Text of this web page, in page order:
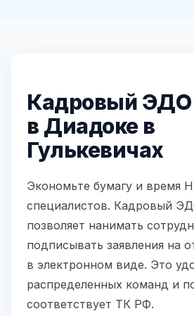
Кадровый
в Диадоке в
Гулькевичах
Экономьте бумагу и время
специалистов. Кадровый
позволяет нанимать
подписывать заявления на
в электронном виде. Это
распределенных команд и
соответствует ТК РФ.